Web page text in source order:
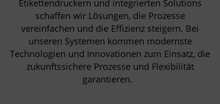
Etikettendruckern und integrierten Solutions
schaffen wir Lösungen, die Prozesse
vereinfachen und die Effizienz steigern. Bei
unseren Systemen kommen modernste
Technologien und Innovationen zum Einsatz, die
zukunftssichere Prozesse und Flexibilität
garantieren.